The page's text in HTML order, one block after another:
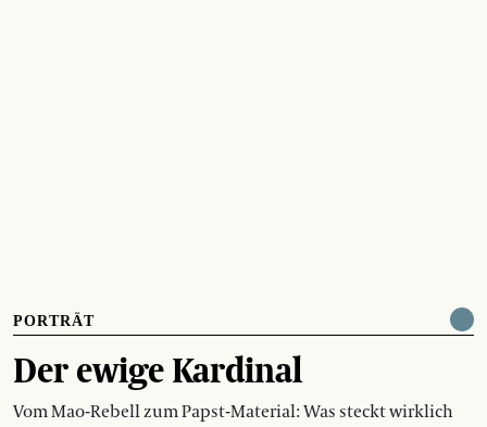
PORTRÄT
Der ewige Kardinal
Vom Mao-Rebell zum Papst-Material: Was steckt wirklich